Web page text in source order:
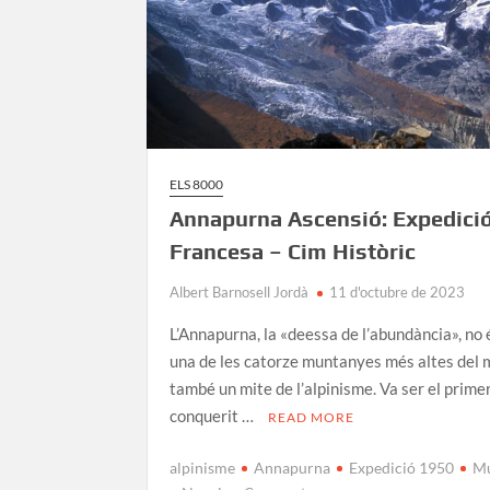
ELS 8000
Annapurna Ascensió:
Francesa – Cim Històric
Albert Barnosell Jordà 11 d'octubre de 2023
L’Annapurna, la «deessa de l’abundància», no
una de les catorze muntanyes més altes del
també un mite de l’alpinisme. Va ser el
conquerit …
READ MORE
alpinisme Annapurna Expedició 1950